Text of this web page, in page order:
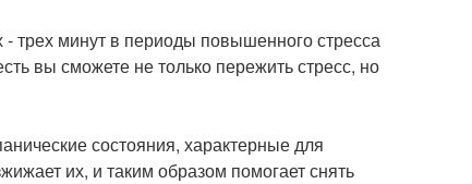
трех минут в периоды повышенного стресса
вы сможете не только пережить стресс, но
состояния, характерные для
их, и таким образом помогает снять